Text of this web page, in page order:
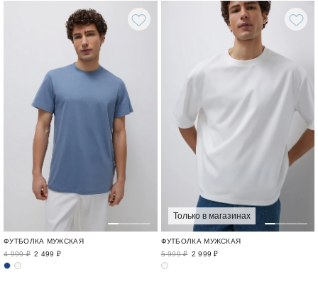
ФУТБОЛКА МУЖСКАЯ
4 999 ₽ 2 499 ₽
Только в магазинах
ФУТБОЛКА МУЖСКАЯ
5 999 ₽ 2 999 ₽